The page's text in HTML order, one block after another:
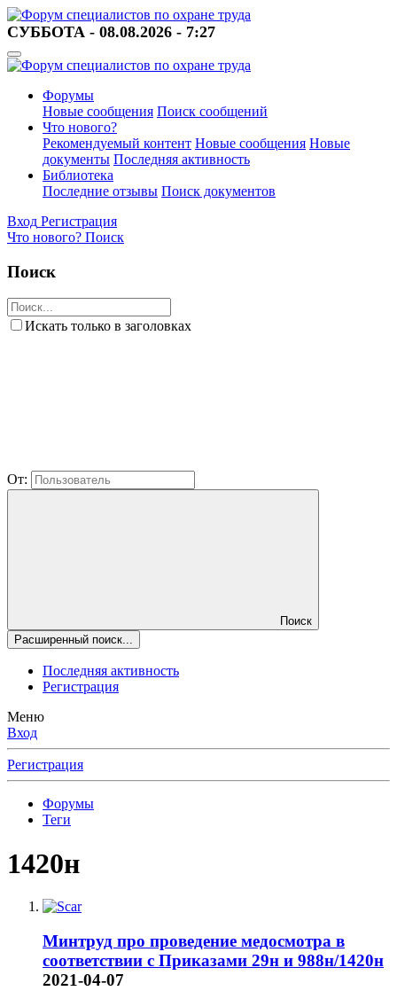
СУББОТА - 08.08.2026 - 7:27
Форумы
Новые сообщения Поиск сообщений
Что нового?
Рекомендуемый контент Новые сообщения Новые
документы Последняя активность
Библиотека
Последние отзывы Поиск документов
Вход Регистрация
Что нового? Поиск
Поиск
Искать только в заголовках
От:
Поиск
Расширенный поиск...
Последняя активность
Регистрация
Меню
Вход
Регистрация
Форумы
Теги
1420н
Минтруд про проведение медосмотра в
соответствии с Приказами 29н и 988н/1420н
2021-04-07